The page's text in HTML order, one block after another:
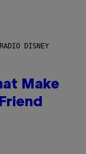
DISNEY
Make